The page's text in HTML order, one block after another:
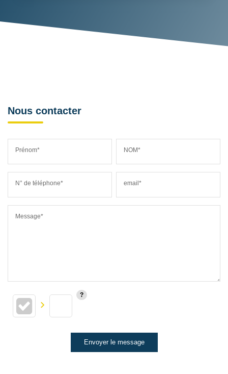
Nous contacter
Prénom* NOM*
N° de téléphone* email*
Message*
Envoyer le message